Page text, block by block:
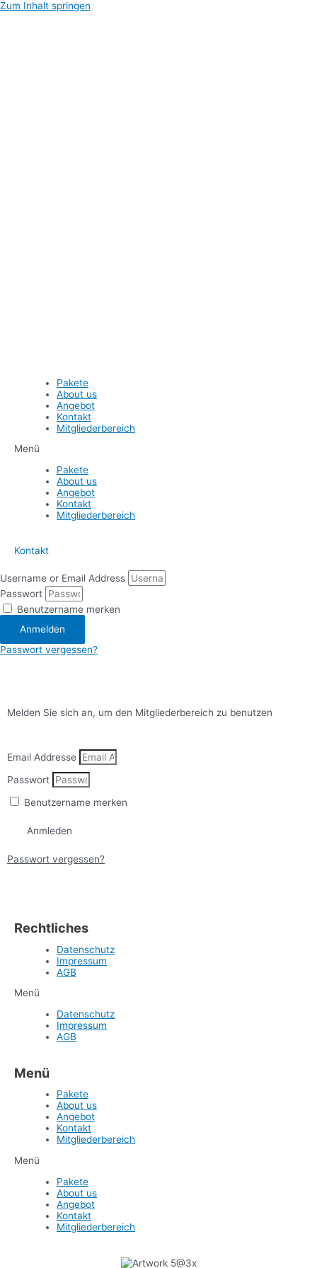
Zum Inhalt springen
Pakete
About us
Angebot
Kontakt
Mitgliederbereich
Menü
Pakete
About us
Angebot
Kontakt
Mitgliederbereich
Kontakt
Username or Email Address
Passwort
Benutzername merken
Anmelden
Passwort vergessen?
Melden Sie sich an, um den Mitgliederbereich zu benutzen
Email Addresse
Passwort
Benutzername merken
Anmleden
Passwort vergessen?
Rechtliches
Datenschutz
Impressum
AGB
Menü
Datenschutz
Impressum
AGB
Menü
Pakete
About us
Angebot
Kontakt
Mitgliederbereich
Menü
Pakete
About us
Angebot
Kontakt
Mitgliederbereich